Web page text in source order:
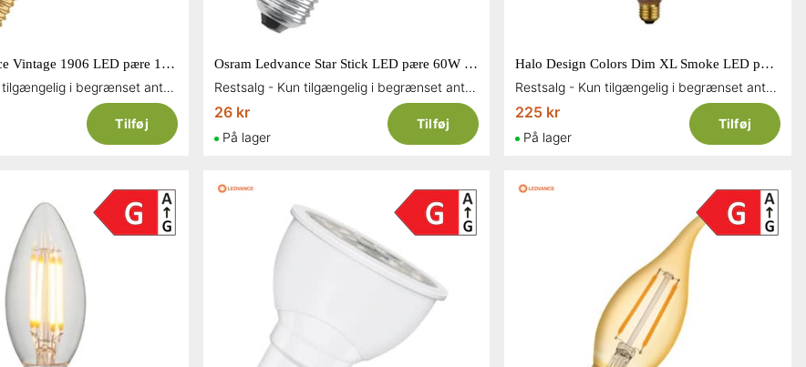
Osram Ledvance Vintage 1906 LED pære 12W kerte E14 120 lumen
Restsalg - Kun tilgængelig i begrænset antal og så længe lager haves
Tilføj
Osram Ledvance Star Stick LED pære 60W E27 806 lumen
Restsalg - Kun tilgængelig i begrænset antal og så længe lager haves
26 kr
På lager
Tilføj
Halo Design Colors Dim XL Smoke LED pære G165 5 watt E27 3-step dæmper
Restsalg - Kun tilgængelig i begrænset antal og så længe lager haves
225 kr
På lager
Tilføj